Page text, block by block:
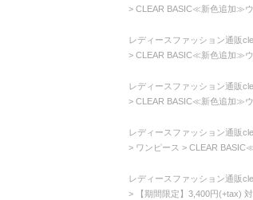
CLEAR BASIC≪新色追加≫
レディースファッション通販
CLEAR BASIC≪新色追加≫
レディースファッション通販
CLEAR BASIC≪新色追加≫
レディースファッション通販
ワンピース
CLEAR
レディースファッション通販
【期間限定】3,400円(+tax)